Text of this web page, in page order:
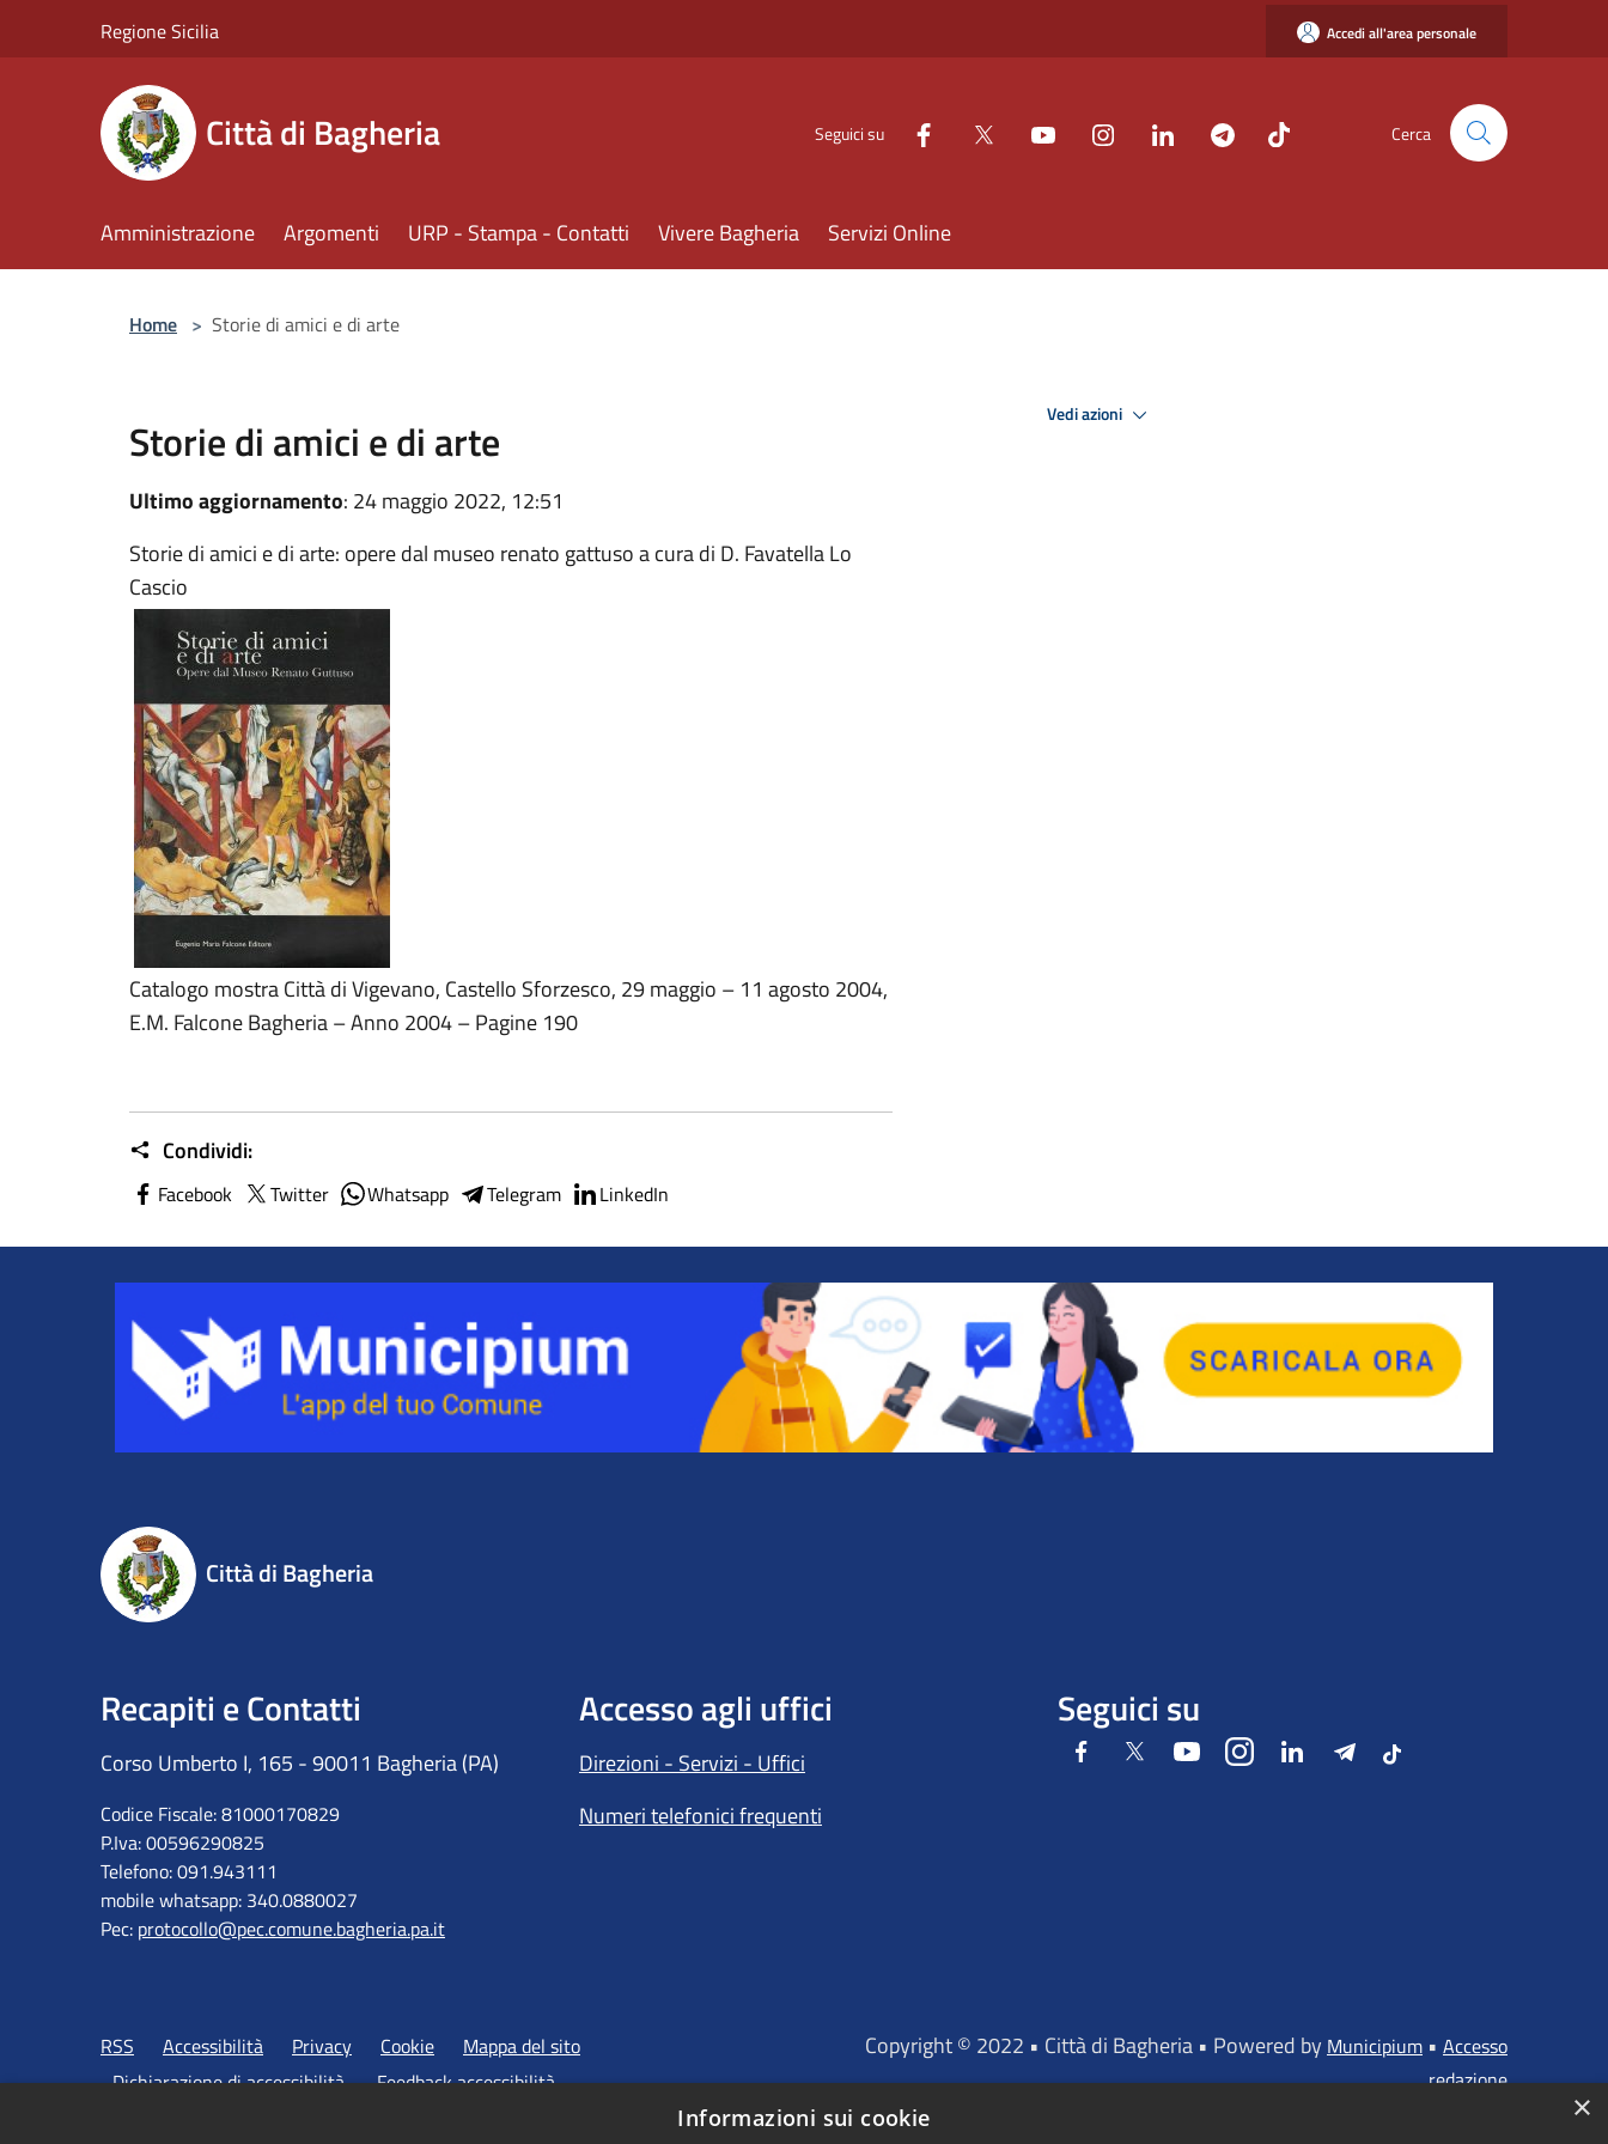
Regione Sicilia Accedi all'area personale
Città di Bagheria Seguici su Cerca
Amministrazione Argomenti URP - Stampa - Contatti Vivere Bagheria Servizi Online
Home > Storie di amici e di arte
Storie di amici e di arte
Ultimo aggiornamento: 24 maggio 2022, 12:51
Storie di amici e di arte: opere dal museo renato gattuso a cura di D. Favatella Lo
Cascio
Catalogo mostra Città di Vigevano, Castello Sforzesco, 29 maggio – 11 agosto 2004,
E.M. Falcone Bagheria – Anno 2004 – Pagine 190
Condividi:
Facebook Twitter Whatsapp Telegram LinkedIn
Vedi azioni
Città di Bagheria
Recapiti e Contatti
Corso Umberto I, 165 - 90011 Bagheria (PA)
Codice Fiscale: 81000170829
P.Iva: 00596290825
Telefono: 091.943111
mobile whatsapp: 340.0880027
Pec: protocollo@pec.comune.bagheria.pa.it
Accesso agli uffici
Direzioni - Servizi - Uffici
Numeri telefonici frequenti
Seguici su
FacebookTwitter YoutubeInstagramLinkedIn Telegram
Tiktok
RSS Accessibilità Privacy Cookie
Mappa del sito
Dichiarazione di accessibilità
Feedback accessibilità
Copyright © 2022 • Città di Bagheria • Powered by Municipium • Accesso
redazione
×
Informazioni sui cookie